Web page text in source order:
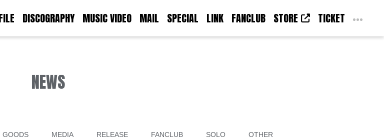
DISCOGRAPHY MUSIC VIDEO MAIL SPECIAL LINK FANCLUB STORE TICKET
NEWS
GOODS MEDIA RELEASE FANCLUB SOLO OTHER